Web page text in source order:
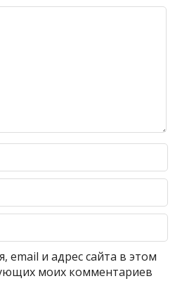
email и адрес сайта в этом
моих комментариев